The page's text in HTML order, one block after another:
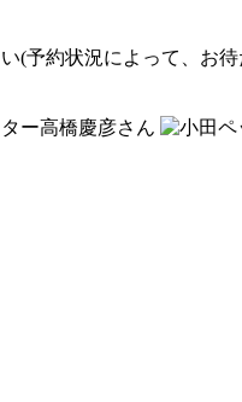
(予約状況によって、お